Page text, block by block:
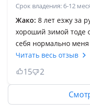
Срок владения: 6-12
Жако: 8 лет езжу за
хороший зимой тоде
себя нормально
Читать весь отзыв
15 2